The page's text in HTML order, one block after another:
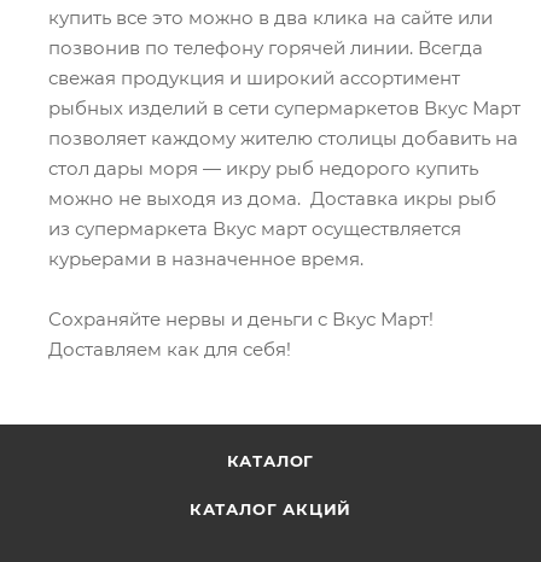
купить все это можно в два клика на сайте или
позвонив по телефону горячей линии. Всегда
свежая продукция и широкий ассортимент
рыбных изделий в сети супермаркетов Вкус Март
позволяет каждому жителю столицы добавить на
стол дары моря — икру рыб недорого купить
можно не выходя из дома. Доставка икры рыб
из супермаркета Вкус март осуществляется
курьерами в назначенное время.
Сохраняйте нервы и деньги с Вкус Март!
Доставляем как для себя!
КАТАЛОГ
КАТАЛОГ АКЦИЙ